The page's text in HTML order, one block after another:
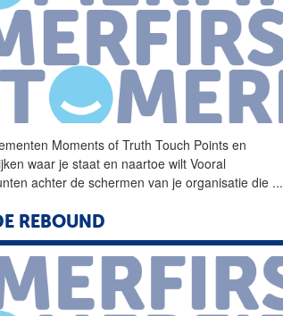
Moments of Truth Touch Points en
waar je staat en naartoe wilt Vooral
achter de schermen van je organisatie die ...
REBOUND